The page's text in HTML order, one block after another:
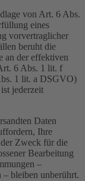
von Art. 6 Abs.
eines
vorvertraglicher
beruht die
an der effektiven
6 Abs. 1 lit. f
1 lit. a DSGVO)
jederzeit
Daten
Ihre
Zweck für die
Bearbeitung
–
– bleiben unberührt.